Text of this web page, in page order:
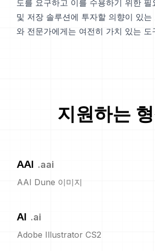
도를 요구하고 이를 수용하기 위한 필
및 저장 솔루션에 투자할 의향이 있는
와 전문가에게는 여전히 가치 있는 도
지원하는
AAI .aai
AAI Dune 이미지
AI .ai
Adobe Illustrator CS2